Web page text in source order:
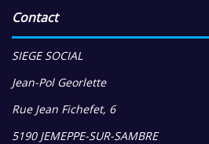
Contact
SIEGE SOCIAL
Jean-Pol Georlette
Rue Jean Fichefet, 6
5190 JEMEPPE-SUR-SAMBRE